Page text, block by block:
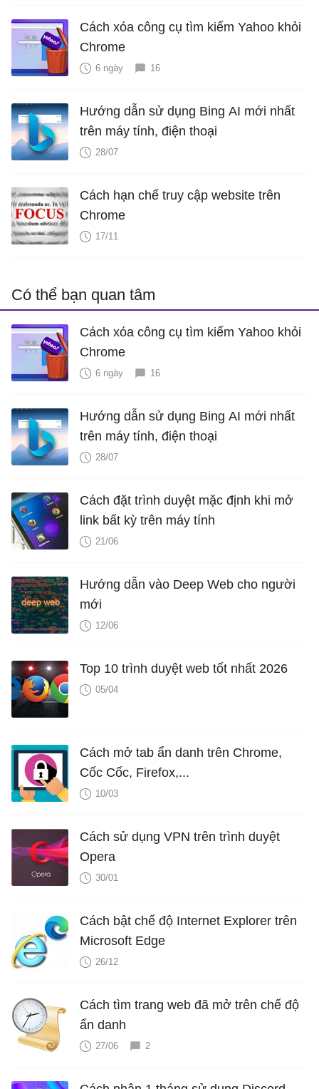
Cách xóa công cụ tìm kiếm Yahoo khỏi
Chrome
6 ngày 16
Hướng dẫn sử dụng Bing AI mới nhất
trên máy tính, điện thoại
28/07
Cách hạn chế truy cập website trên
Chrome
17/11
Có thể bạn quan tâm
Cách xóa công cụ tìm kiếm Yahoo khỏi
Chrome
6 ngày 16
Hướng dẫn sử dụng Bing AI mới nhất
trên máy tính, điện thoại
28/07
Cách đặt trình duyệt mặc định khi mở
link bất kỳ trên máy tính
21/06
Hướng dẫn vào Deep Web cho người
mới
12/06
Top 10 trình duyệt web tốt nhất 2026
05/04
Cách mở tab ẩn danh trên Chrome,
Cốc Cốc, Firefox,...
10/03
Cách sử dụng VPN trên trình duyệt
Opera
30/01
Cách bật chế độ Internet Explorer trên
Microsoft Edge
26/12
Cách tìm trang web đã mở trên chế độ
ẩn danh
27/06 2